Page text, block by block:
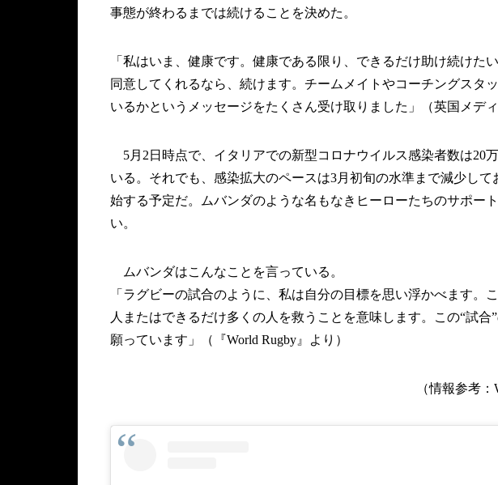
事態が終わるまでは続けることを決めた。
「私はいま、健康です。健康である限り、できるだけ助け続けた
同意してくれるなら、続けます。チームメイトやコーチングスタ
いるかというメッセージをたくさん受け取りました」（英国メディ
5月2日時点で、イタリアでの新型コロナウイルス感染者数は20
いる。それでも、感染拡大のペースは3月初旬の水準まで減少し
始する予定だ。ムバンダのような名もなきヒーローたちのサポー
い。
ムバンダはこんなことを言っている。
「ラグビーの試合のように、私は自分の目標を思い浮かべます。
人またはできるだけ多くの人を救うことを意味します。この“試
願っています」（『World Rugby』より）
（情報参考：